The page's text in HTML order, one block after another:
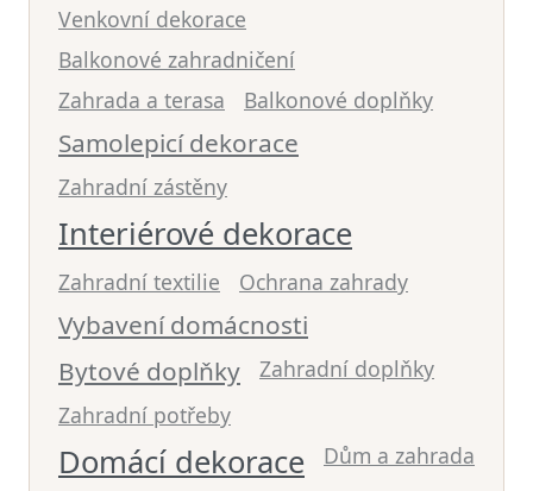
Venkovní dekorace
Balkonové zahradničení
Zahrada a terasa
Balkonové doplňky
Samolepicí dekorace
Zahradní zástěny
Interiérové dekorace
Zahradní textilie Ochrana zahrady
Vybavení domácnosti
Bytové doplňky
Zahradní doplňky
Zahradní potřeby
Domácí dekorace
Dům a zahrada